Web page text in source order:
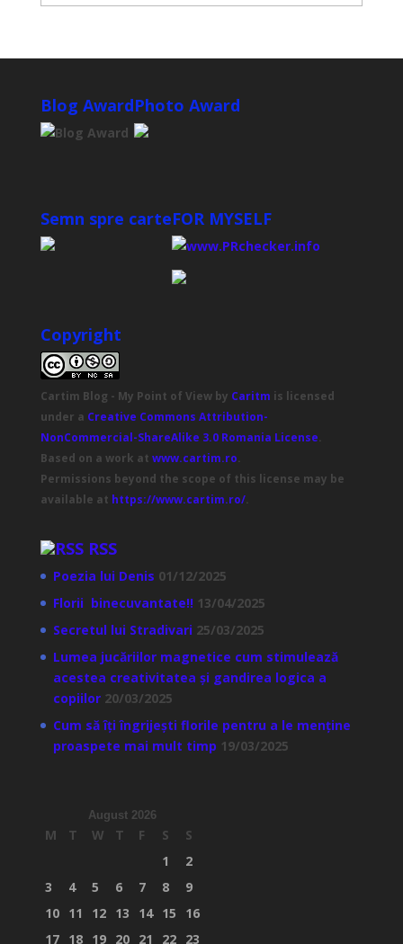
Blog AwardPhoto Award
Semn spre carteFOR MYSELF
Copyright
Cartim Blog - My Point of Viewby Caritm is licensed
under a Creative Commons Attribution-
NonCommercial-ShareAlike 3.0 Romania License.
Based on a work at www.cartim.ro.
Permissions beyond the scope of this license may be
available at https://www.cartim.ro/.
RSS
Poezia lui Denis 01/12/2025
Florii binecuvantate!! 13/04/2025
Secretul lui Stradivari 25/03/2025
Lumea jucăriilor magnetice cum stimulează
acestea creativitatea și gandirea logica a
copiilor 20/03/2025
Cum să îți îngrijești florile pentru a le menține
proaspete mai mult timp 19/03/2025
August 2026
M T W T F S
S
1
2
3
4 5 6 7 8
9
10 11 12 13 14 15
16
17 18 19 20 21 22 23